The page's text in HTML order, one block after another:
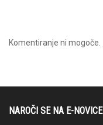
Komentiranje ni mogoče.
NAROČI SE NA E-NOVICE